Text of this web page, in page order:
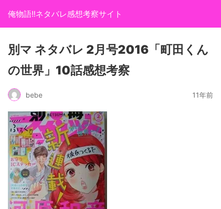
俺物語!!ネタバレ感想考察サイト
別マ ネタバレ 2月号2016「町田くん
の世界」10話感想考察
bebe 11年前